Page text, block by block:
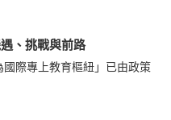
、挑戰與前路
際專上教育樞紐」已由政策